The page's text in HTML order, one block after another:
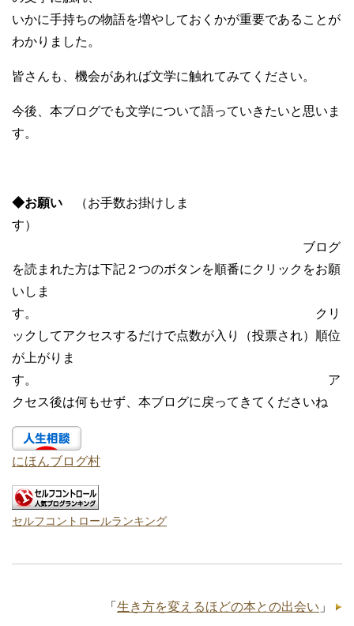
いかに手持ちの物語を増やしておくかが重要であることが
わかりました。
皆さんも、機会があれば文学に触れてみてください。
今後、本ブログでも文学について語っていきたいと思いま
す。
◆お願い （お手数お掛けしま
す）
ブログ
を読まれた方は下記２つのボタンを順番にクリックをお願
いしま
す。 クリ
ックしてアクセスするだけで点数が入り（投票され）順位
が上がりま
す。 ア
クセス後は何もせず、本ブログに戻ってきてくださいね
にほんブログ村
セルフコントロールランキング
「 生き方を変えるほどの本との出会い 」